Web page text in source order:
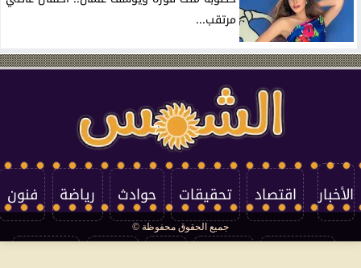
مرتقب...
الأخبار اقتصاد تحقيقات حوادث رياضة فنون
جميع الحقوق محفوظة ©